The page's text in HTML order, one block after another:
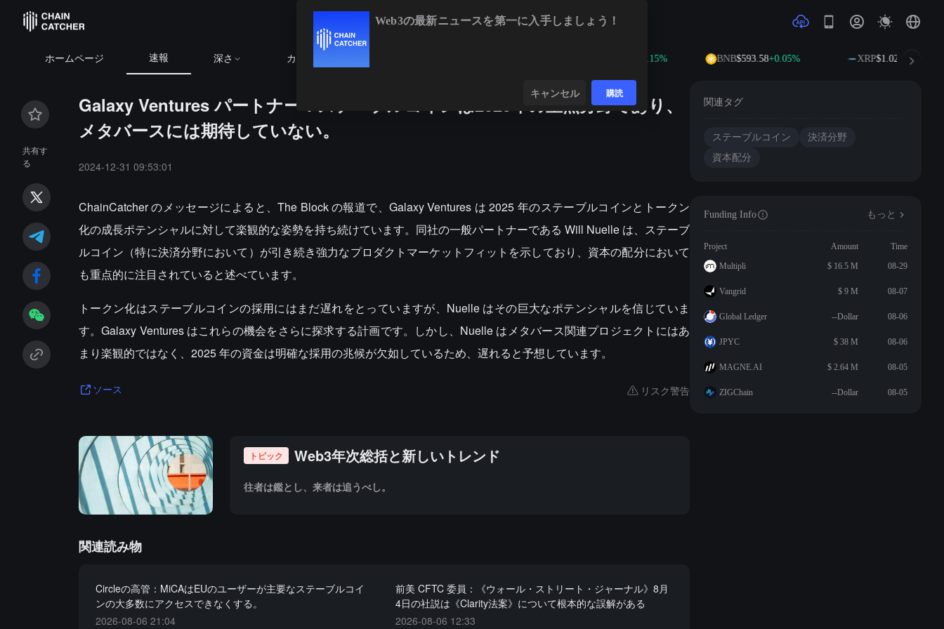
ホームページ 速報 深さ カレンダー +0.15% BNB$593.58+0.05% XRP$1.02-1.70%
共有す
る
Galaxy Ventures パートナー：ステーブルコインは2025年の重点分野であり、
メタバースには期待していない。
2024-12-31 09:53:01
ChainCatcher のメッセージによると、The Block の報道で、Galaxy Ventures は 2025 年のステーブルコインとトークン
化の成長ポテンシャルに対して楽観的な姿勢を持ち続けています。同社の一般パートナーである Will Nuelle は、ステーブ
ルコイン（特に決済分野において）が引き続き強力なプロダクトマーケットフィットを示しており、資本の配分において
も重点的に注目されていると述べています。
トークン化はステーブルコインの採用にはまだ遅れをとっていますが、Nuelle はその巨大なポテンシャルを信じていま
す。Galaxy Ventures はこれらの機会をさらに探求する計画です。しかし、Nuelle はメタバース関連プロジェクトにはあ
まり楽観的ではなく、2025 年の資金は明確な採用の兆候が欠如しているため、遅れると予想しています。
ソース リスク警告
トピック Web3年次総括と新しいトレンド
往者は鑑とし、来者は追うべし。
関連読み物
Circleの高管：MiCAはEUのユーザーが主要なステーブルコイ
ンの大多数にアクセスできなくする。
2026-08-06 21:04
前美 CFTC 委員：《ウォール・ストリート・ジャーナル》8月
4日の社説は《Clarity法案》について根本的な誤解がある
2026-08-06 12:33
関連タグ
ステーブルコイン
決済分野
資本配分
Funding Info もっと
Project Amount
Time
Multipli
$ 16.5 M 08-29
Vangrid $ 9 M 08-07
Global Ledger --Dollar 08-06
JPYC $ 38 M 08-06
MAGNE.AI $ 2.64 M 08-05
ZIGChain --Dollar 08-05
Web3の最新ニュースを第一に入手しましょう！
キャンセル 購読